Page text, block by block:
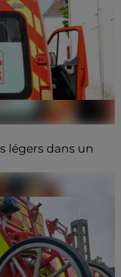
légers dans un